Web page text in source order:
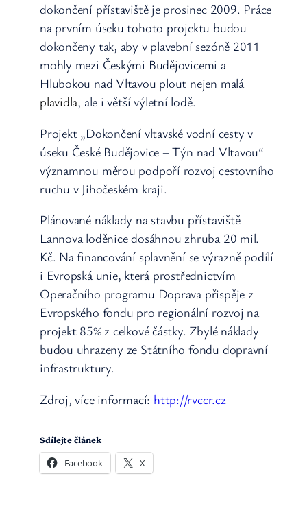
dokončení přístaviště je prosinec 2009. Práce
na prvním úseku tohoto projektu budou
dokončeny tak, aby v plavební sezóně 2011
mohly mezi Českými Budějovicemi a
Hlubokou nad Vltavou plout nejen malá
plavidla, ale i větší výletní lodě.
Projekt „Dokončení vltavské vodní cesty v
úseku České Budějovice – Týn nad Vltavou“
významnou měrou podpoří rozvoj cestovního
ruchu v Jihočeském kraji.
Plánované náklady na stavbu přístaviště
Lannova loděnice dosáhnou zhruba 20 mil.
Kč. Na financování splavnění se výrazně podílí
i Evropská unie, která prostřednictvím
Operačního programu Doprava přispěje z
Evropského fondu pro regionální rozvoj na
projekt 85% z celkové částky. Zbylé náklady
budou uhrazeny ze Státního fondu dopravní
infrastruktury.
Zdroj, více informací: http://rvccr.cz
Sdílejte článek
Facebook X